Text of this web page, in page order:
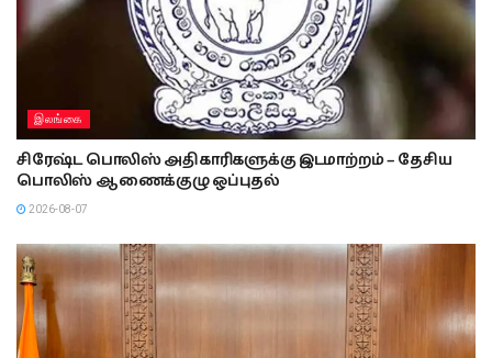
இலங்கை
சிரேஷ்ட பொலிஸ் அதிகாரிகளுக்கு இடமாற்றம் – தேசிய
பொலிஸ் ஆணைக்குழு ஒப்புதல்
2026-08-07